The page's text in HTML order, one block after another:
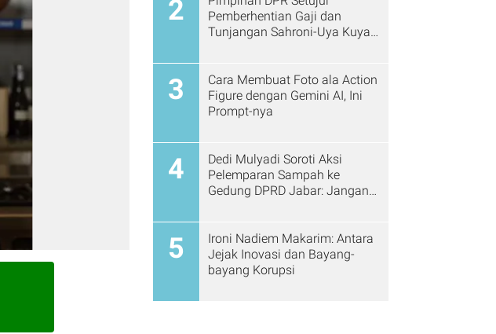
2
Pemberhentian Gaji dan
Tunjangan Sahroni-Uya Kuya
3
Cara Membuat Foto ala Action
Figure dengan Gemini AI, Ini
Prompt-nya
4
Dedi Mulyadi Soroti Aksi
Pelemparan Sampah ke
Gedung DPRD Jabar: Jangan
5
Ironi Nadiem Makarim: Antara
Jejak Inovasi dan Bayang-
bayang Korupsi